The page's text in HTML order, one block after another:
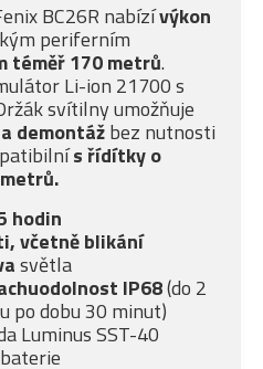
BC26R nabízívýkon
periferním
téměř 170 metrů.
Li-ion 21700 s
svítilny umožňuje
demontážbez nutnosti
s řídítky o
hodin
včetně blikání
světla
IP68(do 2
po dobu 30 minut)
Luminus SST-40